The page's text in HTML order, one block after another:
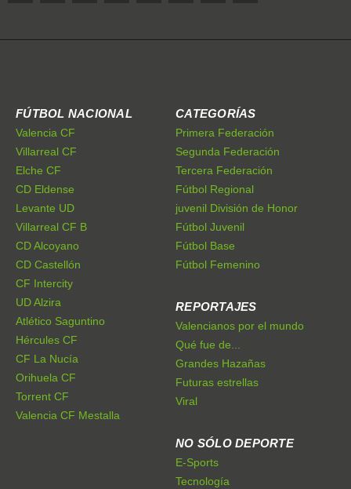
FÚTBOL NACIONAL
Valencia CF
Villarreal CF
Elche CF
CD Eldense
Levante UD
Villarreal CF B
CD Alcoyano
CD Castellón
CF Intercity
UD Alzira
Atlético Saguntino
Hércules CF
CF La Nucía
Orihuela CF
Torrent CF
Valencia CF Mestalla
CATEGORÍAS
Primera Federación
Segunda Federación
Tercera Federación
Fútbol Regional
juvenil División de Honor
Fútbol Juvenil
Fútbol Base
Fútbol Femenino
REPORTAJES
Valencianos por el mundo
Qué fue de...
Grandes Hazañas
Futuras estrellas
Viral
NO SÓLO DEPORTE
E-Sports
Tecnología